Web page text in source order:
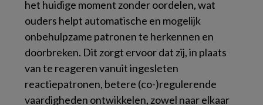
het huidige moment zonder oordelen, wat
ouders helpt automatische en mogelijk
onbehulpzame patronen te herkennen en
doorbreken. Dit zorgt ervoor dat zij, in plaats
van te reageren vanuit ingesleten
reactiepatronen, betere (co-)regulerende
vaardigheden ontwikkelen, zowel naar elkaar